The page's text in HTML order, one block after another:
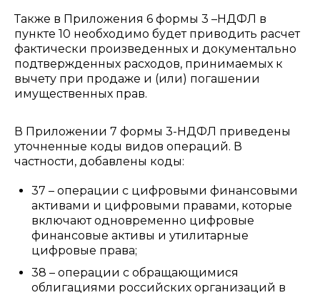
Также в Приложения 6 формы 3 –НДФЛ в
пункте 10 необходимо будет приводить расчет
фактически произведенных и документально
подтвержденных расходов, принимаемых к
вычету при продаже и (или) погашении
имущественных прав.
В Приложении 7 формы 3-НДФЛ приведены
уточненные коды видов операций. В
частности, добавлены коды:
37 – операции с цифровыми финансовыми
активами и цифровыми правами, которые
включают одновременно цифровые
финансовые активы и утилитарные
цифровые права;
38 – операции с обращающимися
облигациями российских организаций в